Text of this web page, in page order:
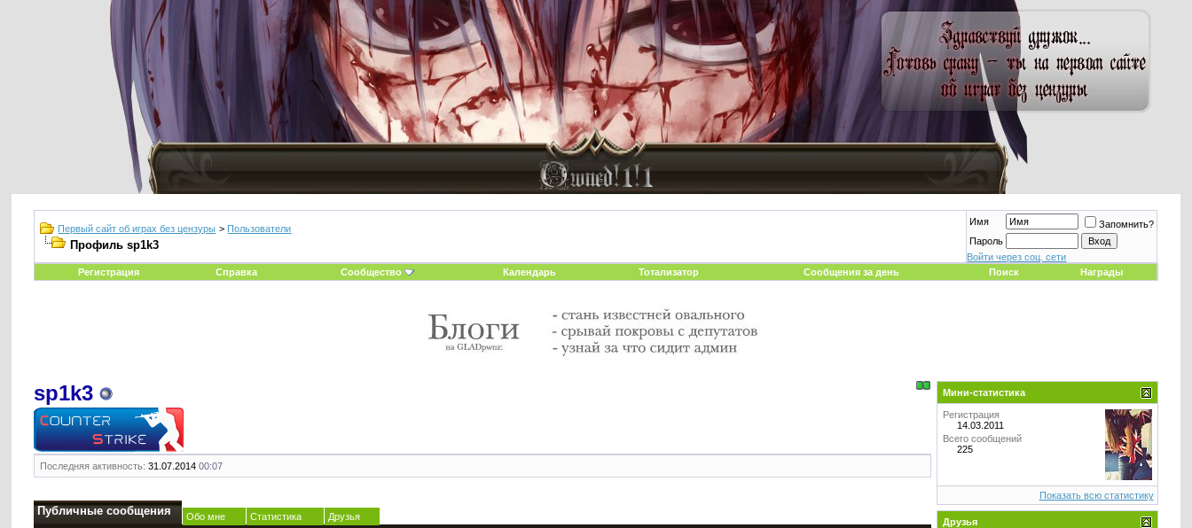
Первый сайт об играх без цензуры > Пользователи
Профиль sp1k3
Имя
Запомнить?
Пароль
Войти через соц. сети
Регистрация
Справка Сообщество Календарь Тотализатор Сообщения за день Поиск Награды
sp1k3
Последняя активность: 31.07.201400:07
Публичные сообщения Обо мне Статистика Друзья
Мини-статистика
Регистрация
14.03.2011
Всего сообщений
225
Показать всю статистику
Друзья